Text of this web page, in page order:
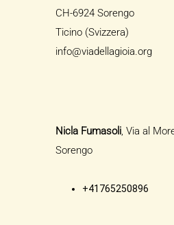
CH-6924 Sorengo
Ticino (Svizzera)
info@viadellagioia.org
Nicla Fumasoli, Via al
Sorengo
+41765250896